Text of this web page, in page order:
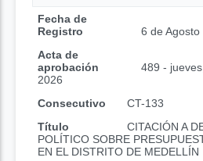
Fecha de
Registro
6 de Agosto
Acta de
aprobación
489 -
2026
Consecutivo
CT-133
Título
CITACIÓN A
POLÍTICO SOBRE
EN EL DISTRITO DE MEDELLÍN